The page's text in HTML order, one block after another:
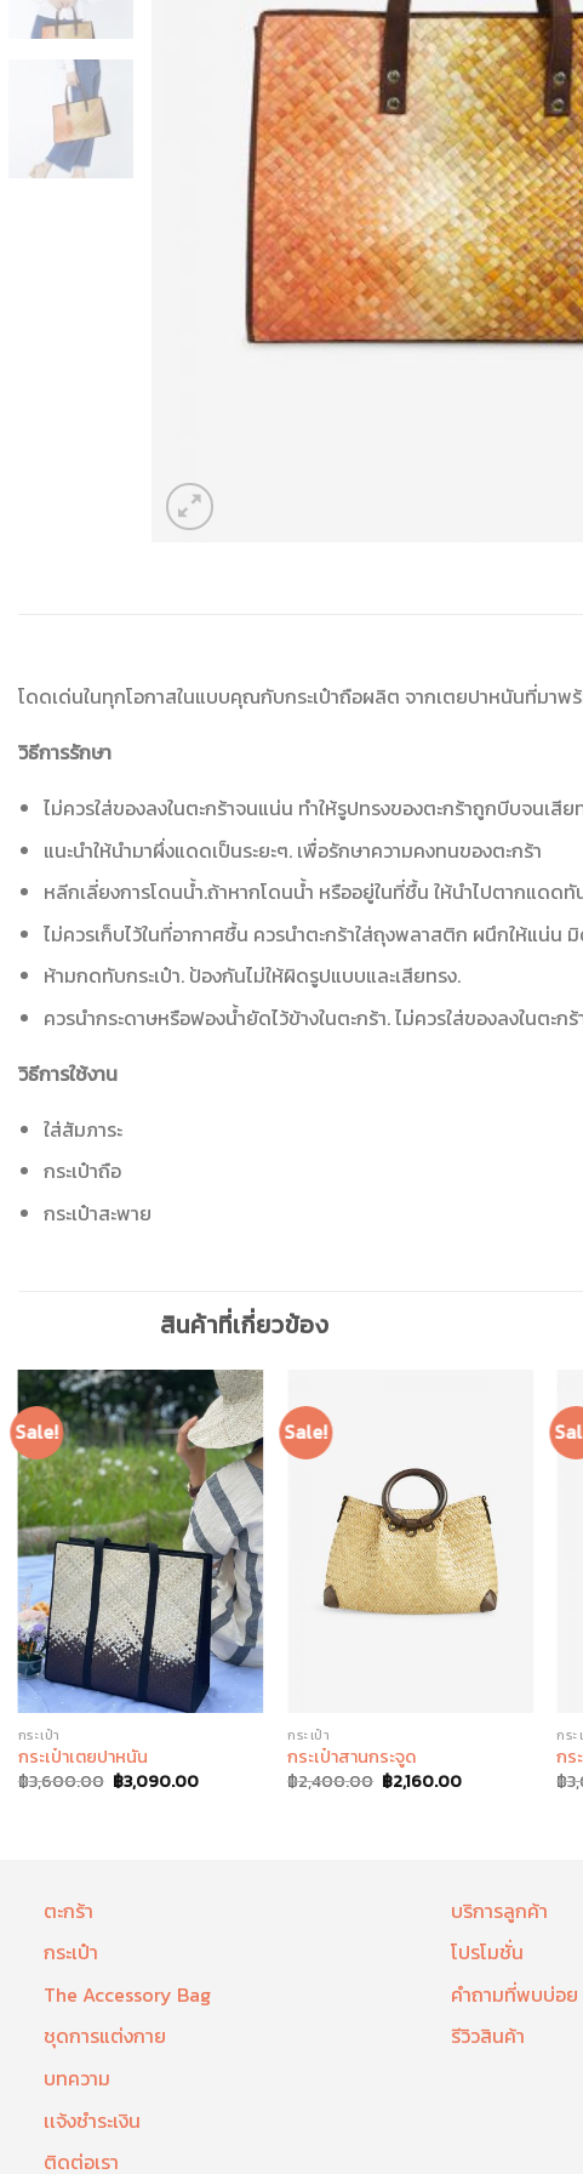
โดดเด่นในทุกโอกาสในแบบคุณกับกระเป๋าถือผลิต จากเตยปาหนันที่มา
วิธีการรักษา
ไม่ควรใส่ของลงในตะกร้าจนแน่น ทำให้รูปทรงของตะกร้าถูกบีบจนเสีย
แนะนำให้นำมาผึ่งแดดเป็นระยะๆ. เพื่อรักษาความคงทนของตะกร้า
หลีกเลี่ยงการโดนน้ำ.ถ้าหากโดนน้ำ หรืออยู่ในที่ชื้น ให้นำไปตากแดดทั
ไม่ควรเก็บไว้ในที่อากาศชื้น ควรนำตะกร้าใส่ถุงพลาสติก ผนึกให้แน่น
ห้ามกดทับกระเป๋า. ป้องกันไม่ให้ผิดรูปแบบและเสียทรง.
ควรนำกระดาษหรือฟองน้ำยัดไว้ข้างในตะกร้า. ไม่ควรใส่ของลงในตะก
วิธีการใช้งาน
ใส่สัมภาระ
กระเป๋าถือ
กระเป๋าสะพาย
สินค้าที่เกี่ยวข้อง
Sale!
กระเป๋า
กระเป๋าเตยปาหนัน
฿3,600.00 ฿3,090.00
Sale!
กระเป๋า
กระเป๋าสานกระจูด
฿2,400.00 ฿2,160.00
กระ
กร
฿
ตะกร้า
กระเป๋า
The Accessory Bag
ชุดการแต่งกาย
บทความ
เเจ้งชำระเงิน
ติดต่อเรา
บริการลูกค้า
โปรโมชั่น
คำถามที่พบบ่อย
รีวิวสินค้า